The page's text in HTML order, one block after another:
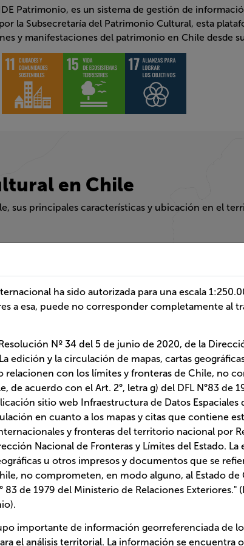
del Patrimonio Cultural, esta plataforma
del patrimonio en Chile desde sus
en Chile
ha sido autorizada para una escala 1:250.000, cualquier
completamente al trazado de los límites oficiales”.
Nº 34 del 5 de junio de 2020, de la Dirección Nacional
de mapas, cartas geográficas u otros impresos y
Chile, no comprometen, en modo alguno, al Estado de
Autorizada su circulación en cuanto a los mapas y citas que
internacionales y fronteras del territorio nacional por